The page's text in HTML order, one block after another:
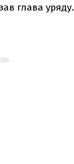
глава уряду.